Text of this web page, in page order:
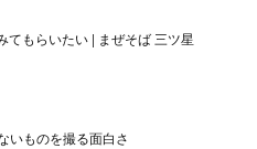
もらいたい | まぜそば 三ツ星
いものを撮る面白さ